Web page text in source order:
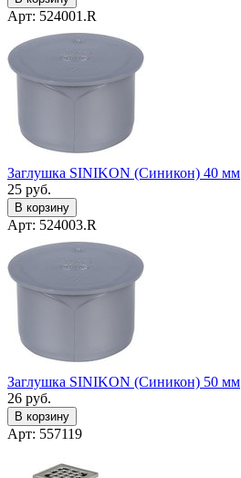
Арт: 524001.R
Заглушка SINIKON (Синикон) 40 мм
25 руб.
В корзину
Арт: 524003.R
Заглушка SINIKON (Синикон) 50 мм
26 руб.
В корзину
Арт: 557119